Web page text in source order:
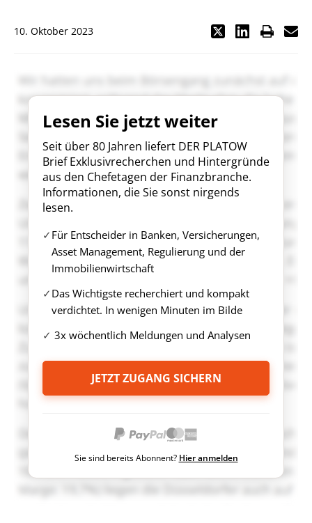
10. Oktober 2023
Lesen Sie jetzt weiter
Seit über 80 Jahren liefert DER PLATOW
Brief Exklusivrecherchen und Hintergründe
aus den Chefetagen der Finanzbranche.
Informationen, die Sie sonst nirgends
lesen.
Für Entscheider in Banken, Versicherungen,
Asset Management, Regulierung und der
Immobilienwirtschaft
Das Wichtigste recherchiert und kompakt
verdichtet. In wenigen Minuten im Bilde
3x wöchentlich Meldungen und Analysen
JETZT ZUGANG SICHERN
Sie sind bereits Abonnent? Hier anmelden